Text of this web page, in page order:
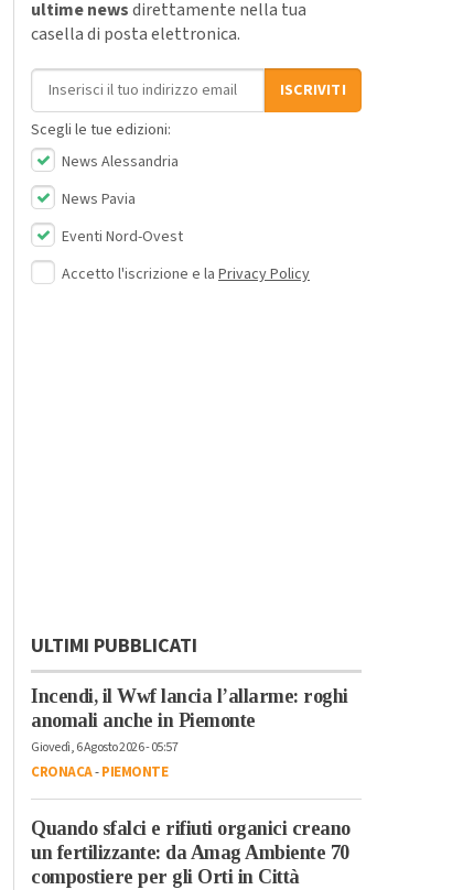
ultime newsdirettamente nella tua
casella di posta elettronica.
Indirizzo email
ISCRIVITI
Scegli le tue edizioni:
News Alessandria
News Pavia
Eventi Nord-Ovest
Accetto l'iscrizione e la Privacy Policy
ULTIMI PUBBLICATI
Incendi, il Wwf lancia l’allarme: roghi
anomali anche in Piemonte
Giovedì, 6 Agosto 2026 - 05:57
CRONACA-PIEMONTE
Quando sfalci e rifiuti organici creano
un fertilizzante: da Amag Ambiente 70
compostiere per gli Orti in Città